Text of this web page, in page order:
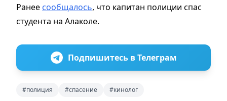
Ранее сообщалось, что капитан полиции спас
студента на Алаколе.
Подпишитесь в Телеграм
#полиция #спасение #кинолог